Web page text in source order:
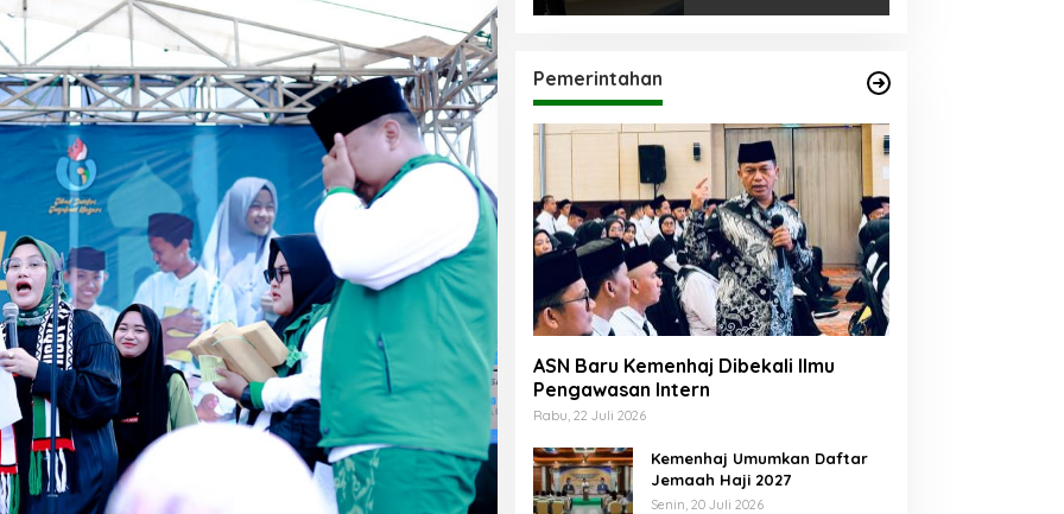
Pemerintahan
ASN Baru Kemenhaj Dibekali Ilmu
Pengawasan Intern
Rabu, 22 Juli 2026
Kemenhaj Umumkan Daftar
Jemaah Haji 2027
Senin, 20 Juli 2026